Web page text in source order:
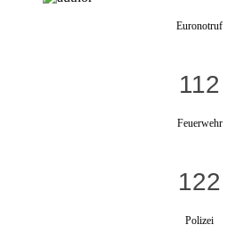
Euronotruf
112
Feuerwehr
122
Polizei